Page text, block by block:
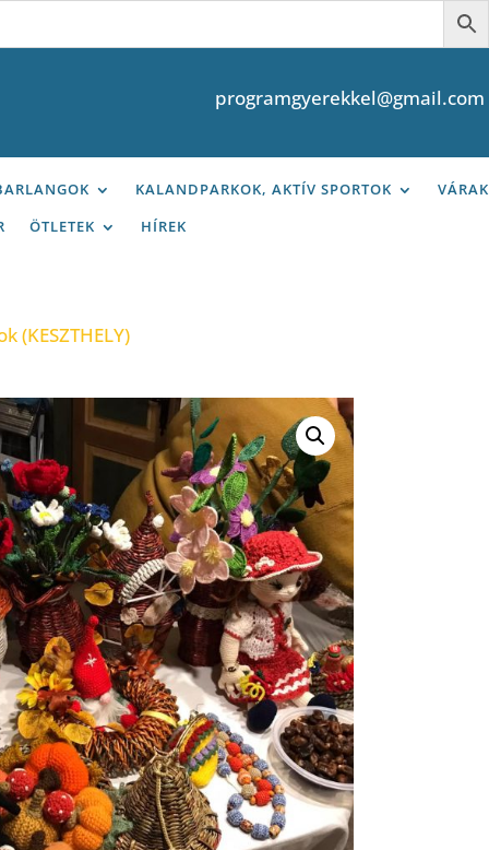
programgyerekkel@gmail.com
KALANDPARKOK, AKTÍV SPORTOK
VÁRAK
ÖTLETEK HÍREK
(KESZTHELY)